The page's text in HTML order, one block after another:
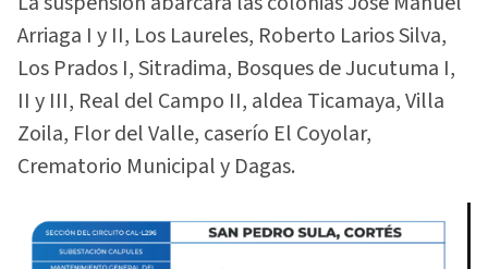
Arriaga I y II, Los Laureles, Roberto Larios Silva,
Los Prados I, Sitradima, Bosques de Jucutuma I,
II y III, Real del Campo II, aldea Ticamaya, Villa
Zoila, Flor del Valle, caserío El Coyolar,
Crematorio Municipal y Dagas.